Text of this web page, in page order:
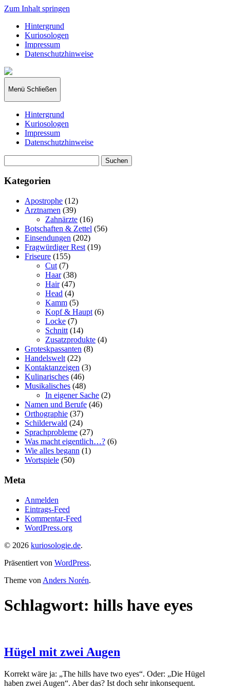
Zum Inhalt springen
Hintergrund
Kuriosologen
Impressum
Datenschutzhinweise
kuriosologie.de
Menü Schließen
Hintergrund
Kuriosologen
Impressum
Datenschutzhinweise
nach:
Kategorien
Apostrophe (12)
Arztnamen (39)
Zahnärzte (16)
Botschaften & Zettel (56)
Einsendungen (202)
Fragwürdiger Rest (19)
Friseure (155)
Cut (7)
Haar(38)
Hair(47)
Head (4)
Kamm (5)
Kopf & Haupt (6)
Locke (7)
Schnitt (14)
Zusatzprodukte (4)
Groteskpassanten (8)
Handelswelt (22)
Kontaktanzeigen (3)
Kulinarisches (46)
Musikalisches (48)
In eigener Sache (2)
Namen und Berufe (46)
Orthographie (37)
Schilderwald (24)
Sprachprobleme (27)
Was macht eigentlich…? (6)
Wie alles begann (1)
Wortspiele (50)
Meta
Anmelden
Eintrags-Feed
Kommentar-Feed
WordPress.org
© 2026 kuriosologie.de.
Präsentiert von WordPress.
Theme von Anders Norén.
Schlagwort: hills have eyes
Hügel mit zwei Augen
Korrekt wäre ja: „The hills have two eyes“. Oder: „Die Hügel
haben zwei Augen“. Aber das? Ist doch sehr inkonsequent.